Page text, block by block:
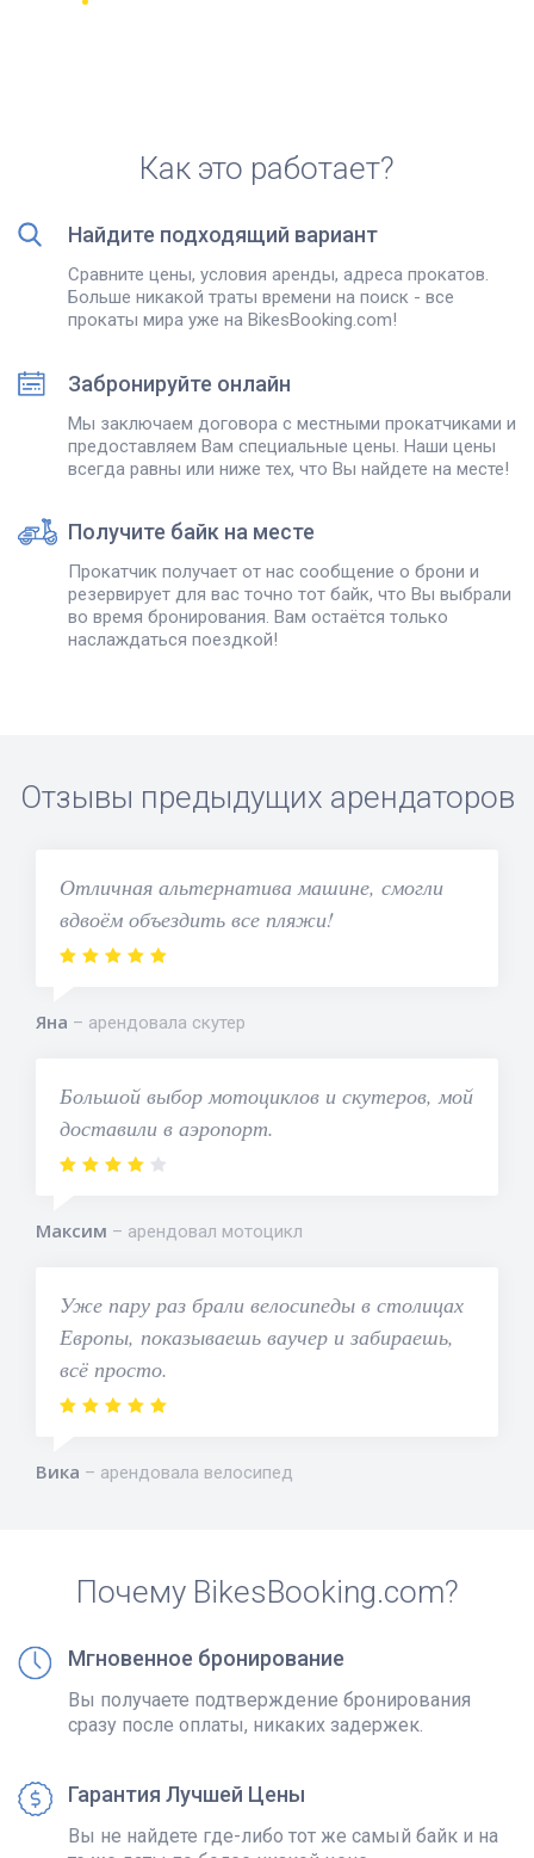
Как это работает?
Найдите подходящий вариант
Сравните цены, условия аренды, адреса прокатов.
Больше никакой траты времени на поиск - все
прокаты мира уже на BikesBooking.com!
Забронируйте онлайн
Мы заключаем договора с местными прокатчиками и
предоставляем Вам специальные цены. Наши цены
всегда равны или ниже тех, что Вы найдете на месте!
Получите байк на месте
Прокатчик получает от нас сообщение о брони и
резервирует для вас точно тот байк, что Вы выбрали
во время бронирования. Вам остаётся только
наслаждаться поездкой!
Отзывы предыдущих арендаторов
Отличная альтернатива машине, смогли
вдвоём объездить все пляжи!
Яна арендовала скутер
Большой выбор мотоциклов и скутеров, мой
доставили в аэропорт.
Максим арендовал мотоцикл
Уже пару раз брали велосипеды в столицах
Европы, показываешь ваучер и забираешь,
всё просто.
Вика арендовала велосипед
Почему BikesBooking.com?
Мгновенное бронирование
Вы получаете подтверждение бронирования
сразу после оплаты, никаких задержек.
Гарантия Лучшей Цены
Вы не найдете где-либо тот же самый байк и на